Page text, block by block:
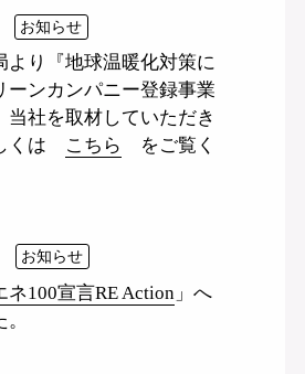
お知らせ
より『地球温暖化対策に
ーンカンパニー登録事業
当社を取材していただき
くは
こちら をご覧く
お知らせ
ネ100宣言RE Action 」へ